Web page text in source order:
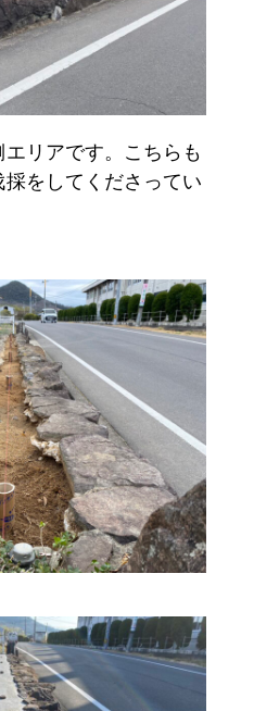
リアです。こちらも
をしてくださってい